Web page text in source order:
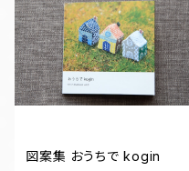
図案集 おうちで kogin